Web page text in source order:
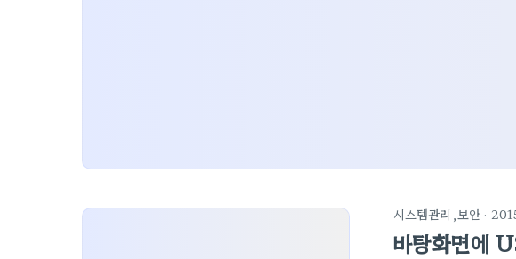
시스템관리,보안 ·
바탕화면에